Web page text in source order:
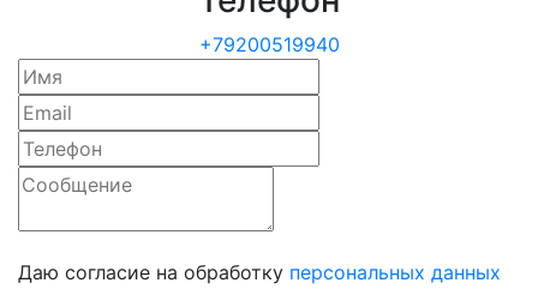
+79200519940
Даю согласие на обработку персональных данных